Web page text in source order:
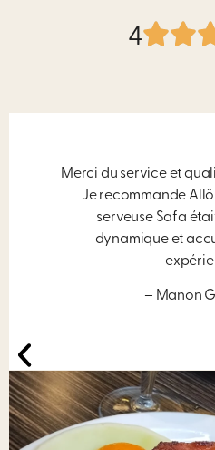
4
Merci du service et
Je recommande
serveuse Safa
dynamique et
– Manon